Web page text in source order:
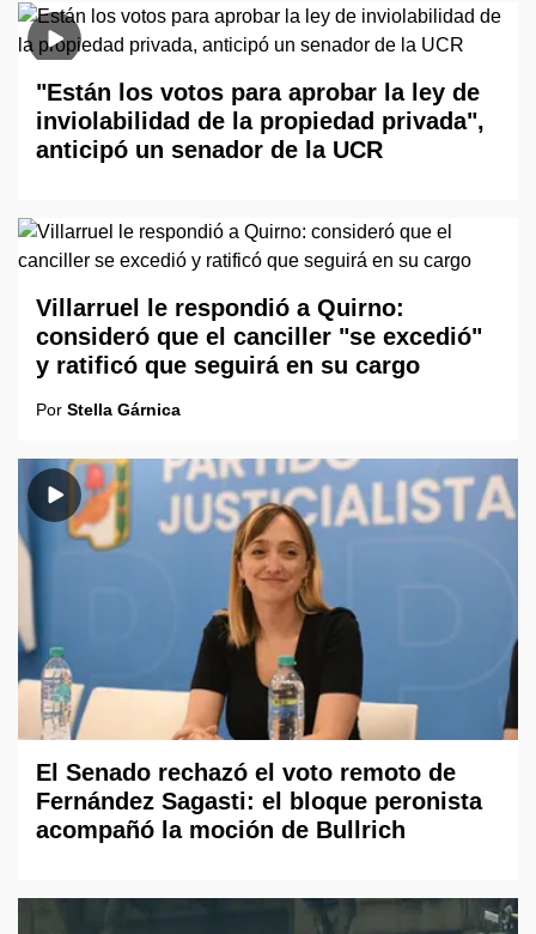
"Están los votos para aprobar la ley de
inviolabilidad de la propiedad privada",
anticipó un senador de la UCR
Villarruel le respondió a Quirno:
consideró que el canciller "se excedió"
y ratificó que seguirá en su cargo
Por Stella Gárnica
El Senado rechazó el voto remoto de
Fernández Sagasti: el bloque peronista
acompañó la moción de Bullrich